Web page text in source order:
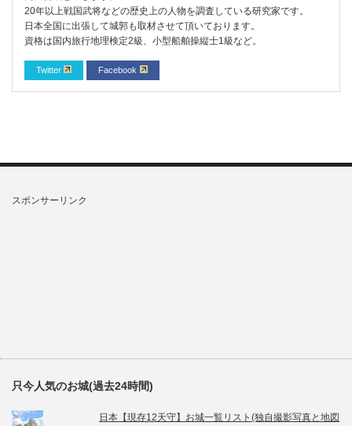
20年以上戦国武将などの歴史上の人物を調査している研究家です。
日本全国に出張して城郭も取材させて頂いております。
資格は国内旅行地理検定2級、小型船舶操縦士1級など。
Twitter Facebook
スポンサーリンク
只今人気のお城(過去24時間)
日本【現存12天守】お城一覧リスト(独自撮影写真と地図